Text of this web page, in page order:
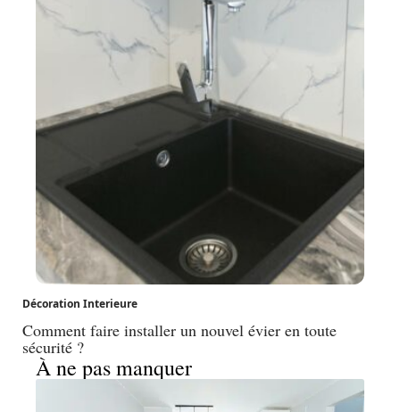
Décoration Interieure
Comment faire installer un nouvel évier en toute
sécurité ?
À ne pas manquer